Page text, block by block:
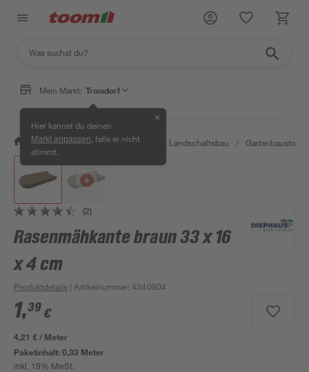
Mein Markt: Troisdorf
Hier kannst du deinen
Markt anpassen , falls er nicht
stimmt.
✕
/ Garten & Freizeit / Gartenbau & Landschaftsbau / Gartenbaustoffe
(2)
Rasenmähkante braun 33 x 16
x 4 cm
Produktdetails | Artikelnummer:4340804
1,39 €
4,21 € / Meter
Paketinhalt:0,33 Meter
inkl. 19% MwSt.